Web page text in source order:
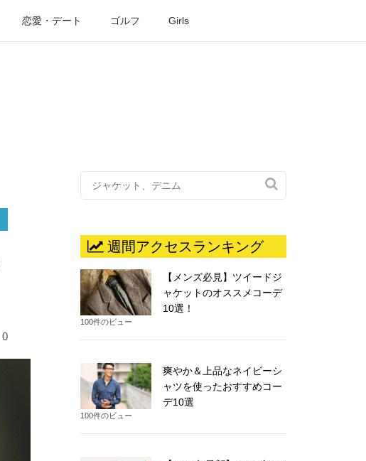
恋愛・デート ゴルフ Girls
0

週間アクセスランキング
【メンズ必見】ツイードジ
ャケットのオススメコーデ
10選！
100件のビュー
爽やか＆上品なネイビーシ
ャツを使ったおすすめコー
デ10選
100件のビュー